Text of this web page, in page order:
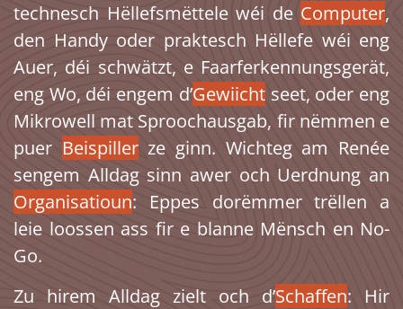
technesch Hëllefsmëttele wéi de Computer,
den Handy oder praktesch Hëllefe wéi eng
Auer, déi schwätzt, e Faarferkennungsgerät,
eng Wo, déi engem d’Gewiichtseet, oder eng
Mikrowell mat Sproochausgab, fir nëmmen e
puer Beispillerze ginn. Wichteg am Renée
sengem Alldag sinn awer och Uerdnung an
Organisatioun: Eppes dorëmmer trëllen a
leie loossen ass fir e blanne Mënsch en No-
Go.
Zu hirem Alldag zielt och d’Schaffen: Hir